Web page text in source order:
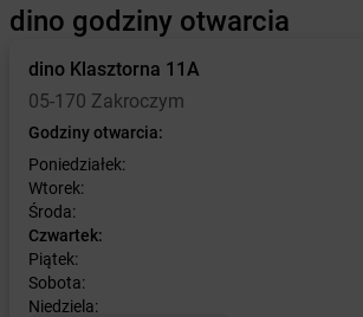
dino godziny otwarcia
dino Klasztorna 11A
05-170 Zakroczym
Godziny otwarcia:
Poniedziałek:
Wtorek:
Środa:
Czwartek:
Piątek:
Sobota:
Niedziela: